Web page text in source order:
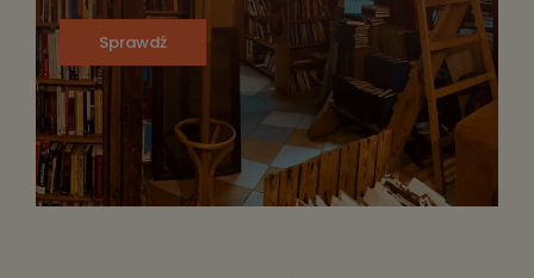
Sprawdź